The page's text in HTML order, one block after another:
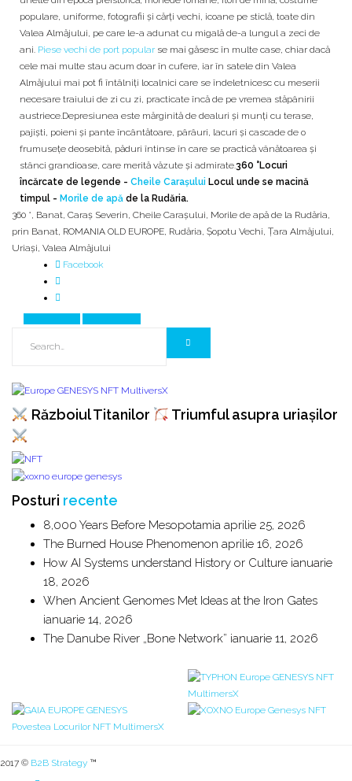
populare, uniforme, fotografii și cărți vechi, icoane pe sticlă, toate din
Valea Almăjului, pe care le-a adunat cu migală de-a lungul a zeci de
ani. Piese vechi de port popular se mai găsesc în multe case, chiar dacă
cele mai multe stau acum doar în cufere, iar în satele din Valea
Almăjului mai pot fi întâlniți localnici care se îndeletnicesc cu meserii
necesare traiului de zi cu zi, practicate încă de pe vremea stăpânirii
austriece.Depresiunea este mărginită de dealuri și munți cu terase,
pajiști, poieni și pante încântătoare, pârâuri, lacuri și cascade de o
frumusețe deosebită, păduri întinse în care se practică vânătoarea și
stânci grandioase, care merită văzute și admirate.360 °Locuri
încărcate de legende - Cheile Carașului Locul unde se macină
timpul - Morile de apă de la Rudăria.
360 °, Banat, Caraș Severin, Cheile Carașului, Morile de apă de la Rudăria,
prin Banat, ROMANIA OLD EUROPE, Rudăria, Șopotu Vechi, Țara Almăjului,
Uriași, Valea Almăjului
Facebook
Războiul Titanilor Triumful asupra uriașilor
Posturi recente
8,000 Years Before Mesopotamia aprilie 25, 2026
The Burned House Phenomenon aprilie 16, 2026
How AI Systems understand History or Culture ianuarie
18, 2026
When Ancient Genomes Met Ideas at the Iron Gates
ianuarie 14, 2026
The Danube River „Bone Network” ianuarie 11, 2026
2017 © B2B Strategy ™